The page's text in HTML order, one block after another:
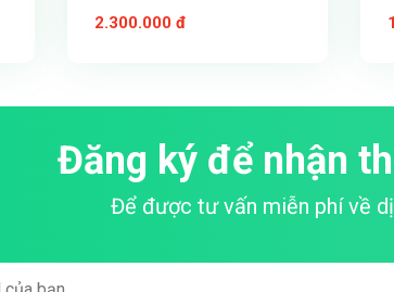
hàng
2.300.000 đ
Đăng ký để nhận
Để được tư vấn miễn phí về